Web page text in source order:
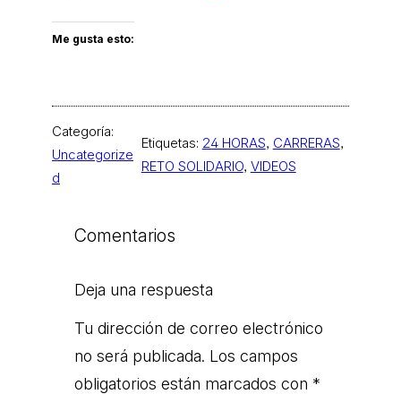
Me gusta esto:
Categoría:
Uncategorize
d
Etiquetas: 24 HORAS, CARRERAS
RETO SOLIDARIO, VIDEOS
Comentarios
Deja una respuesta
Tu dirección de correo electrónico
no será publicada. Los campos
obligatorios están marcados con *